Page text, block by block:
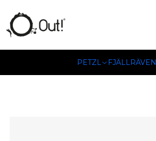
PETZL FJÄLLRÄVEN